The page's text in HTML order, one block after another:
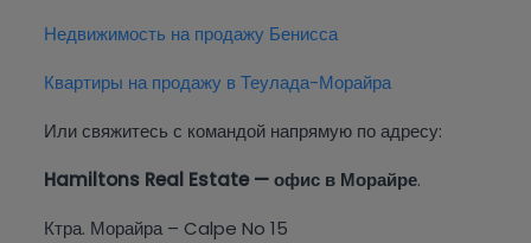
Недвижимость на продажу Бенисса
Квартиры на продажу в Теулада-Морайра
Или свяжитесь с командой напрямую по адресу:
Hamiltons Real Estate — офис в Морайре.
Ктра. Морайра – Calpe No 15